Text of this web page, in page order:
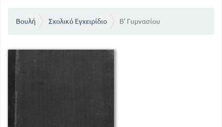
Βουλή Σχολικό Εγχειρίδιο Β' Γυμνασίου